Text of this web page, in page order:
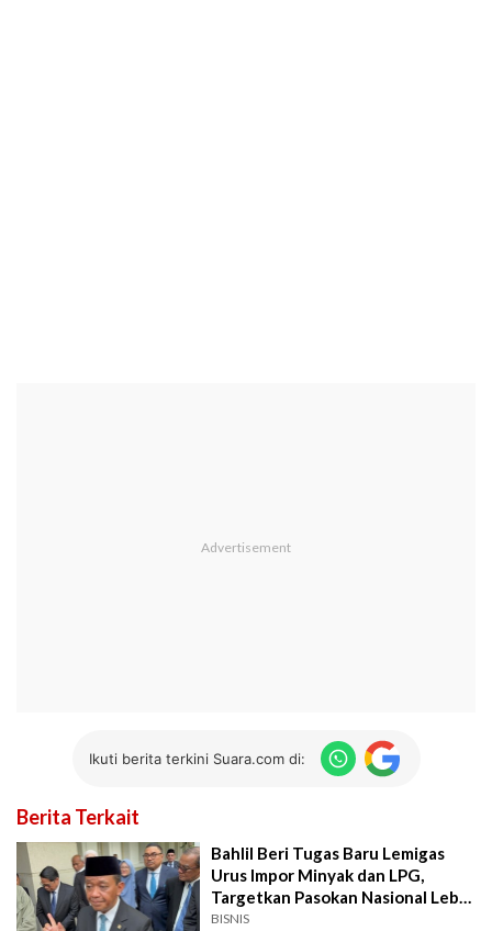
Ikuti berita terkini Suara.com di:
Berita Terkait
Bahlil Beri Tugas Baru Lemigas
Urus Impor Minyak dan LPG,
Targetkan Pasokan Nasional Lebih
Terjamin
BISNIS